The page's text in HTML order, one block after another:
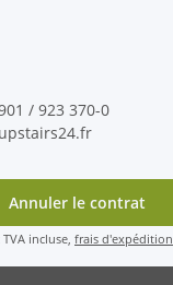
/ 923 370-0
Annuler le contrat
incluse, frais d'expédition